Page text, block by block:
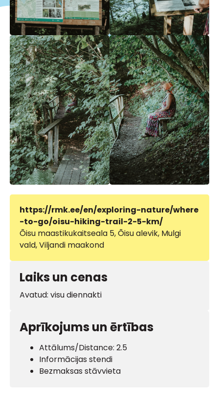
https://rmk.ee/en/exploring-nature/where
-to-go/oisu-hiking-trail-2-5-km/
Õisu maastikukaitseala 5, Õisu alevik, Mulgi
vald, Viljandi maakond
Laiks un cenas
Avatud: visu diennakti
Aprīkojums un ērtības
Attālums/Distance: 2.5
Informācijas stendi
Bezmaksas stāvvieta